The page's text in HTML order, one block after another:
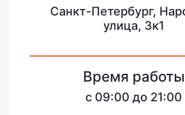
Санкт-Петербург,
улица, 3к1
Время работы
c 09:00 до 21:00